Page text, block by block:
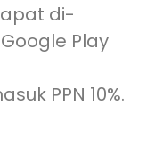
di-
Play
PPN 10%.